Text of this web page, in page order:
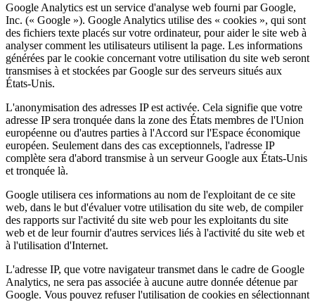
Google Analytics est un service d'analyse web fourni par Google,
Inc. (« Google »). Google Analytics utilise des « cookies », qui sont
des fichiers texte placés sur votre ordinateur, pour aider le site web à
analyser comment les utilisateurs utilisent la page. Les informations
générées par le cookie concernant votre utilisation du site web seront
transmises à et stockées par Google sur des serveurs situés aux
États-Unis.
L'anonymisation des adresses IP est activée. Cela signifie que votre
adresse IP sera tronquée dans la zone des États membres de l'Union
européenne ou d'autres parties à l'Accord sur l'Espace économique
européen. Seulement dans des cas exceptionnels, l'adresse IP
complète sera d'abord transmise à un serveur Google aux États-Unis
et tronquée là.
Google utilisera ces informations au nom de l'exploitant de ce site
web, dans le but d'évaluer votre utilisation du site web, de compiler
des rapports sur l'activité du site web pour les exploitants du site
web et de leur fournir d'autres services liés à l'activité du site web et
à l'utilisation d'Internet.
L'adresse IP, que votre navigateur transmet dans le cadre de Google
Analytics, ne sera pas associée à aucune autre donnée détenue par
Google. Vous pouvez refuser l'utilisation de cookies en sélectionnant